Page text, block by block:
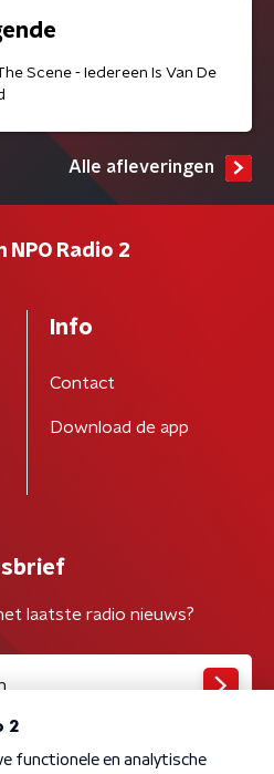
Scene - Iedereen Is Van De
Alle afleveringen
NPO Radio 2
Info
Contact
Download de app
laatste radio nieuws?